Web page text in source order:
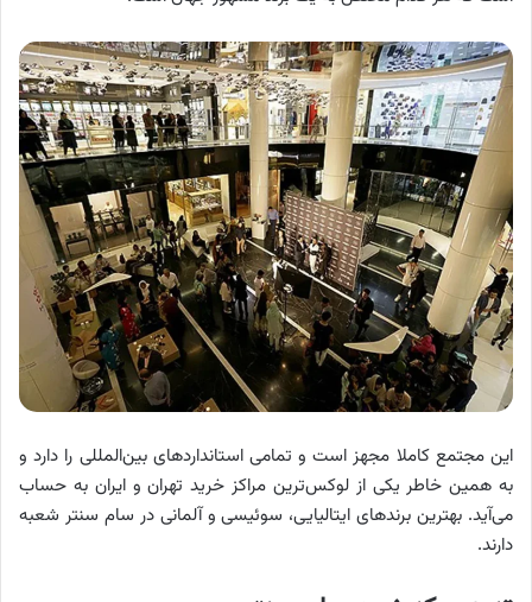
این مجتمع کاملا مجهز است و تمامی استانداردهای بین‌المللی را دارد و
به همین خاطر یکی از لوکس‌ترین مراکز خرید تهران و ایران به حساب
می‌آید. بهترین برندهای ایتالیایی، سوئیسی و آلمانی در سام سنتر شعبه
دارند.